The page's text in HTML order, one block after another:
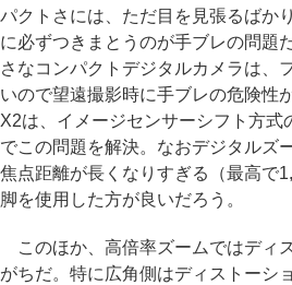
パクトさには、ただ目を見張るばか
に必ずつきまとうのが手ブレの問題
さなコンパクトデジタルカメラは、
いので望遠撮影時に手ブレの危険性
X2は、イメージセンサーシフト方式
でこの問題を解決。なおデジタルズ
焦点距離が長くなりすぎる（最高で
脚を使用した方が良いだろう。
このほか、高倍率ズームではディ
がちだ。特に広角側はディストーシ